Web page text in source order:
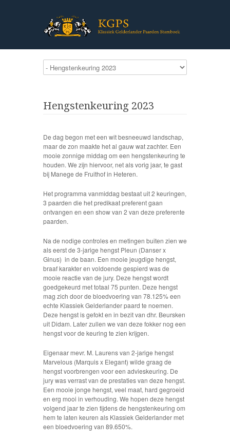
Hengstenkeuring 2023
De dag begon met een wit besneeuwd landschap,
maar de zon maakte het al gauw wat zachter. Een
mooie zonnige middag om een hengstenkeuring te
houden. We zijn hiervoor, net als vorig jaar, te gast
bij Manege de Fruithof in Heteren.
Het programma vanmiddag bestaat uit 2 keuringen,
3 paarden die het predikaat preferent gaan
ontvangen en een show van 2 van deze preferente
paarden.
Na de nodige controles en metingen buiten zien we
als eerst de 3-jarige hengst Pleun (Danser x
Ginus) in de baan. Een mooie jeugdige hengst,
braaf karakter en voldoende gespierd was de
mooie reactie van de jury. Deze hengst wordt
goedgekeurd met totaal 75 punten. Deze hengst
mag zich door de bloedvoering van 78.125% een
echte Klassiek Gelderlander paard te noemen.
Deze hengst is gefokt en in bezit van dhr. Beursken
uit Didam. Later zullen we van deze fokker nog een
hengst voor de keuring te zien krijgen.
Eigenaar mevr. M. Laurens van 2-jarige hengst
Marvelous (Marquis x Elegant) wilde graag de
hengst voorbrengen voor een advieskeuring. De
jury was verrast van de prestaties van deze hengst.
Een mooie jonge hengst, veel maat, hard gegroeid
en erg mooi in verhouding. We hopen deze hengst
volgend jaar te zien tijdens de hengstenkeuring om
hem te laten keuren als Klassiek Gelderlander met
een bloedvoering van 89.650%.